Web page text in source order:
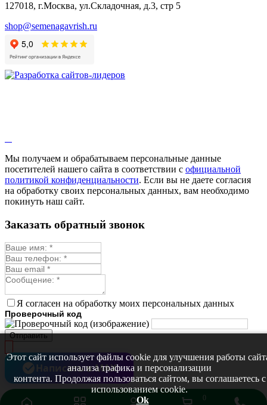
Валериана
Валерианелла
Гибискус лекарственный
Девясил
Душица
Змееголовник
Мыльнянка
Мята
Овсяный корень
Огуречная трава
Пустырник
Репешок
Синюха
Смесь лекарственных
Стевия
Тимьян ползучий (чабрец)
Фенхель лекарственный
Цикорий лекарственный
Череда лекарственная
Чернокорень
Шалфей
Семена ягод
Брусника
127018, г.Москва, ул.Складочная, д.3, стр 5
shop@semenagavrish.ru
Мы получаем и обрабатываем персональные данные
посетителей нашего сайта в соответствии с официальной
политикой конфиденциальности. Если вы не даете согласия
на обработку своих персональных данных, вам необходимо
покинуть наш сайт.
Этот сайт использует файлы cookie для улучшения работы
анализа трафика и персонализации
контента. Продолжая пользоваться сайтом, вы соглашаетесь с
использованием cookie.
Ok
Заказать обратный звонок
Я согласен на обработку моих персональных данных
Проверочный код
Отправить
0
Написать в MAX